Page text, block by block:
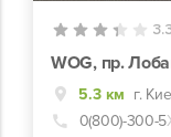
WOG, пр.
5.3 км г.
0(800)-300-5